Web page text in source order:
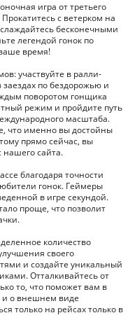
игра от третьего
с ветерком на
бесконечными
легендой гонок по
время!
участвуйте в ралли-
заездах по бездорожью и
поворотом гонщика
режим и пройдите путь
масштаба.
что именно вы достойны
прямо сейчас, вы
нашего сайта.
благодаря точности
гонок. Геймеры
в игре секундой.
проще, что позволит
количество
своего
и создайте уникальный
Отталкивайтесь от
то, что поможет вам в
и о внешнем виде
только на рейсах только в